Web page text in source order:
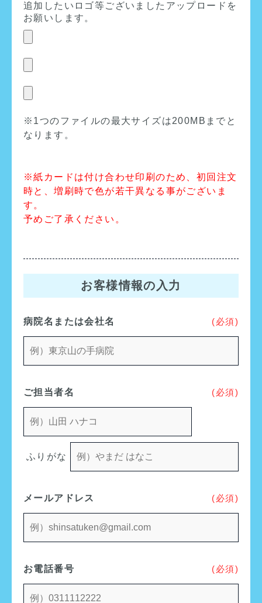
追加したいロゴ等ございましたアップロードを
お願いします。
※1つのファイルの最大サイズは200MBまでと
なります。
※紙カードは付け合わせ印刷のため、初回注文
時と、増刷時で色が若干異なる事がございま
す。
予めご了承ください。
お客様情報の入力
病院名または会社名 (必須)
ご担当者名 (必須)
ふりがな
メールアドレス (必須)
お電話番号 (必須)